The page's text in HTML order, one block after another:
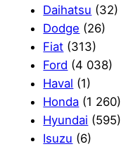
Daihatsu (32)
Dodge (26)
Fiat (313)
Ford (4 038)
Haval (1)
Honda (1 260)
Hyundai (595)
Isuzu (6)